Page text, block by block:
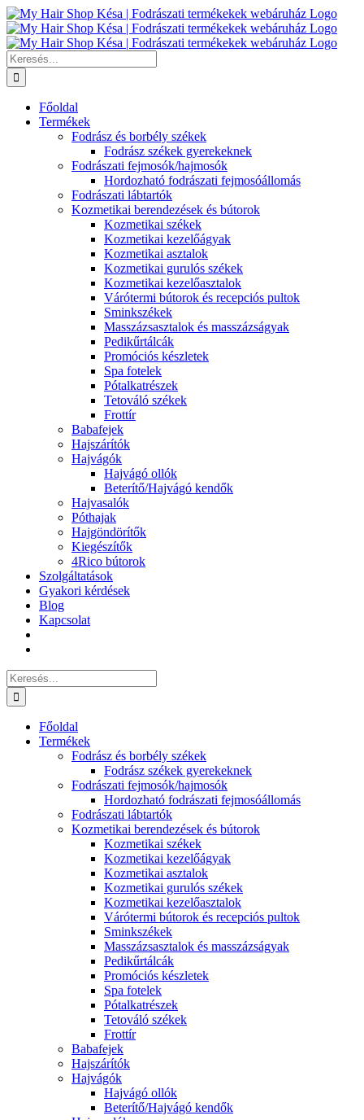
Kihagyás
Keresés...
Főoldal
Termékek
Fodrász és borbély székek
Fodrász székek gyerekeknek
Fodrászati fejmosók/hajmosók
Hordozható fodrászati fejmosóállomás
Fodrászati lábtartók
Kozmetikai berendezések és bútorok
Kozmetikai székek
Kozmetikai kezelőágyak
Kozmetikai asztalok
Kozmetikai gurulós székek
Kozmetikai kezelőasztalok
Várótermi bútorok és recepciós pultok
Sminkszékek
Masszázsasztalok és masszázságyak
Pedikűrtálcák
Promóciós készletek
Spa fotelek
Pótalkatrészek
Tetováló székek
Frottír
Babafejek
Hajszárítók
Hajvágók
Hajvágó ollók
Beterítő/Hajvágó kendők
Hajvasalók
Póthajak
Hajgöndörítők
Kiegészítők
4Rico bútorok
Szolgáltatások
Gyakori kérdések
Blog
Kapcsolat
Keresés...
Főoldal
Termékek
Fodrász és borbély székek
Fodrász székek gyerekeknek
Fodrászati fejmosók/hajmosók
Hordozható fodrászati fejmosóállomás
Fodrászati lábtartók
Kozmetikai berendezések és bútorok
Kozmetikai székek
Kozmetikai kezelőágyak
Kozmetikai asztalok
Kozmetikai gurulós székek
Kozmetikai kezelőasztalok
Várótermi bútorok és recepciós pultok
Sminkszékek
Masszázsasztalok és masszázságyak
Pedikűrtálcák
Promóciós készletek
Spa fotelek
Pótalkatrészek
Tetováló székek
Frottír
Babafejek
Hajszárítók
Hajvágók
Hajvágó ollók
Beterítő/Hajvágó kendők